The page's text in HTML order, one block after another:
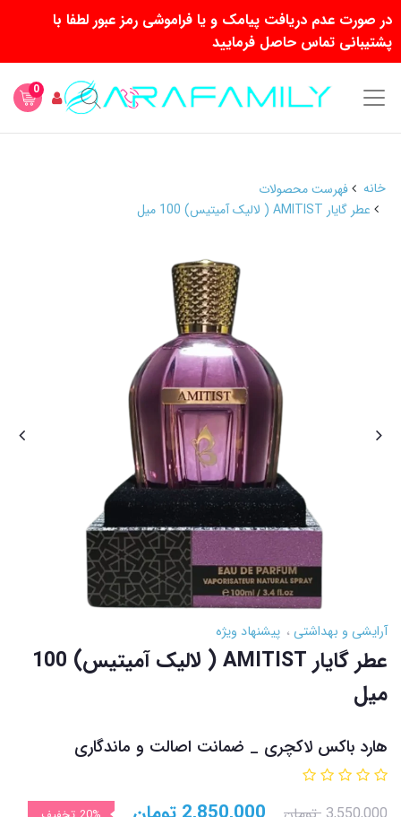
در صورت عدم دریافت پیامک و یا فراموشی رمز عبور لطفا با
پشتیبانی تماس حاصل فرمایید
0
خانه
فهرست محصولات
عطر گایار AMITIST ( لالیک آمیتیس) 100 میل
آرایشی و بهداشتی پیشنهاد ویژه
عطر گایار AMITIST ( لالیک آمیتیس) 100
میل
هارد باکس لاکچری _ ضمانت اصالت و ماندگاری